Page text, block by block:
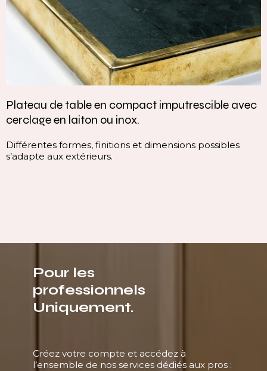
imputrescible avec
possibles
Vasque intégrée monobloc
continuité parfaite
Cette vasque intégrée
Pour les
professionnels
Uniquement.
Créez votre compte et accédez à
l’ensemble de nos services dédiés aux pros :